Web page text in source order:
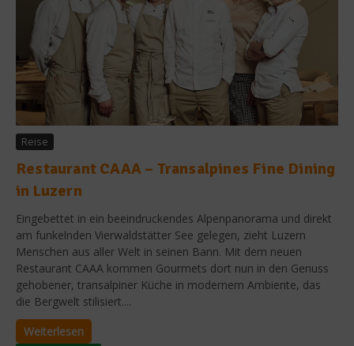
Reise
Restaurant CAAA – Transalpines Fine Dining
in Luzern
Eingebettet in ein beeindruckendes Alpenpanorama und direkt
am funkelnden Vierwaldstätter See gelegen, zieht Luzern
Menschen aus aller Welt in seinen Bann. Mit dem neuen
Restaurant CAAA kommen Gourmets dort nun in den Genuss
gehobener, transalpiner Küche in modernem Ambiente, das
die Bergwelt stilisiert....
Weiterlesen